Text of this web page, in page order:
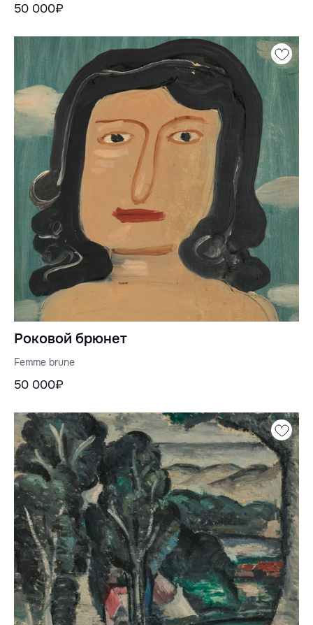
50 000₽
Роковой брюнет
Femme brune
50 000₽